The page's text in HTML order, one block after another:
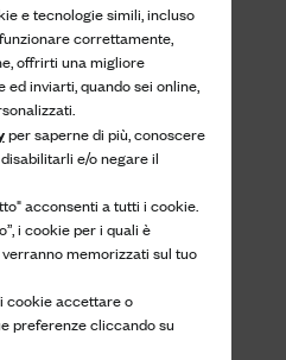
e tecnologie simili, incluso
correttamente,
offrirti una migliore
inviarti, quando sei online,
per saperne di più, conoscere
e/o negare il
acconsenti a tutti i cookie.
i cookie per i quali è
memorizzati sul tuo
cookie accettare o
preferenze cliccando su